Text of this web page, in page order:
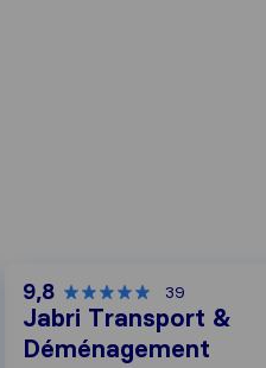
9,8 39
Jabri Transport &
Déménagement